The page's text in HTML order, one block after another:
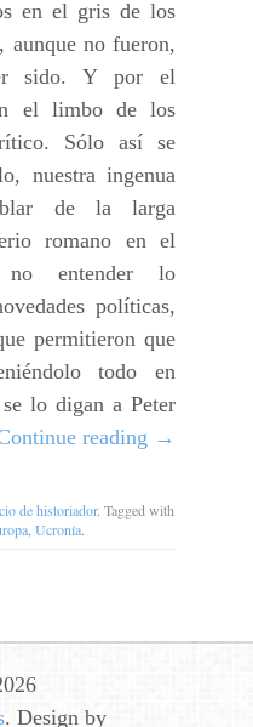
en el gris de los
aunque no fueron,
sido. Y por el
el limbo de los
Sólo así se
nuestra ingenua
de la larga
romano en el
entender lo
políticas,
permitieron que
todo en
lo digan a Peter
reading →
de historiador. Tagged with
Ucronía.
. Design by